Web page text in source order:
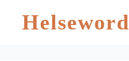
Helseword